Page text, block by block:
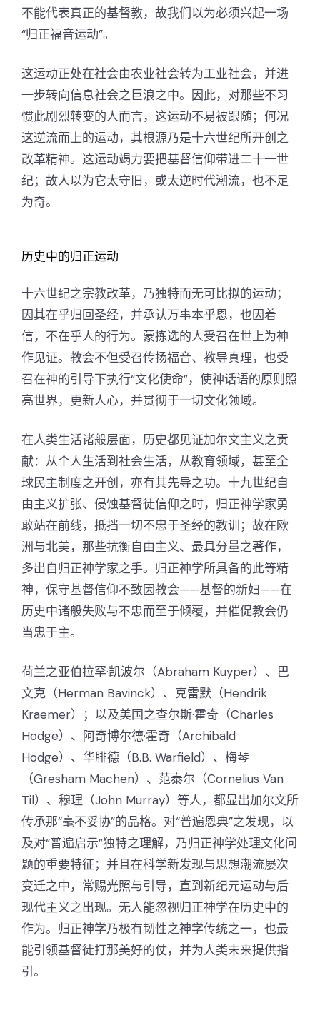
不能代表真正的基督教，故我们以为必须兴起一场
“归正福音运动”。
这运动正处在社会由农业社会转为工业社会，并进
一步转向信息社会之巨浪之中。因此，对那些不习
惯此剧烈转变的人而言，这运动不易被跟随；何况
这逆流而上的运动，其根源乃是十六世纪所开创之
改革精神。这运动竭力要把基督信仰带进二十一世
纪；故人以为它太守旧，或太逆时代潮流，也不足
为奇。
历史中的归正运动
十六世纪之宗教改革，乃独特而无可比拟的运动；
因其在乎归回圣经，并承认万事本乎恩，也因着
信，不在乎人的行为。蒙拣选的人受召在世上为神
作见证。教会不但受召传扬福音、教导真理，也受
召在神的引导下执行“文化使命”，使神话语的原则照
亮世界，更新人心，并贯彻于一切文化领域。
在人类生活诸般层面，历史都见证加尔文主义之贡
献：从个人生活到社会生活，从教育领域，甚至全
球民主制度之开创，亦有其先导之功。十九世纪自
由主义扩张、侵蚀基督徒信仰之时，归正神学家勇
敢站在前线，抵挡一切不忠于圣经的教训；故在欧
洲与北美，那些抗衡自由主义、最具分量之著作，
多出自归正神学家之手。归正神学所具备的此等精
神，保守基督信仰不致因教会——基督的新妇——在
历史中诸般失败与不忠而至于倾覆，并催促教会仍
当忠于主。
荷兰之亚伯拉罕·凯波尔（Abraham Kuyper）、巴
文克（Herman Bavinck）、克雷默（Hendrik
Kraemer）；以及美国之查尔斯·霍奇（Charles
Hodge）、阿奇博尔德·霍奇（Archibald
Hodge）、华腓德（B.B. Warfield）、梅琴
（Gresham Machen）、范泰尔（Cornelius Van
Til）、穆理（John Murray）等人，都显出加尔文所
传承那“毫不妥协”的品格。对“普遍恩典”之发现，以
及对“普遍启示”独特之理解，乃归正神学处理文化问
题的重要特征；并且在科学新发现与思想潮流屡次
变迁之中，常赐光照与引导，直到新纪元运动与后
现代主义之出现。无人能忽视归正神学在历史中的
作为。归正神学乃极有韧性之神学传统之一，也最
能引领基督徒打那美好的仗，并为人类未来提供指
引。